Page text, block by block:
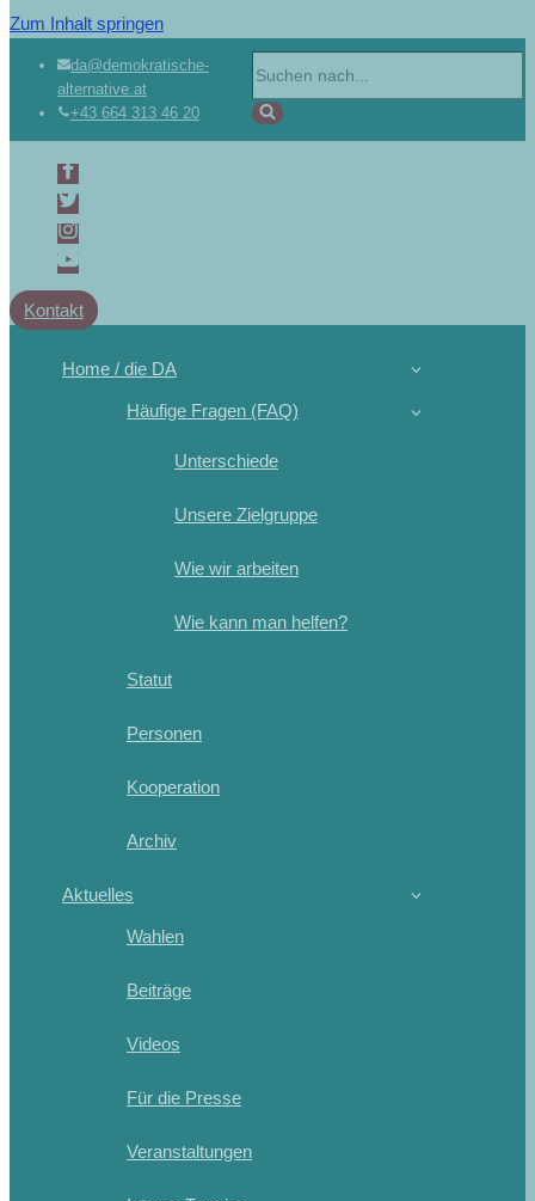
Zum Inhalt springen
da@demokratische-
alternative.at
+43 664 313 46 20
Kontakt
Home / die DA
Häufige Fragen (FAQ)
Unterschiede
Unsere Zielgruppe
Wie wir arbeiten
Wie kann man helfen?
Statut
Personen
Kooperation
Archiv
Aktuelles
Wahlen
Beiträge
Videos
Für die Presse
Veranstaltungen